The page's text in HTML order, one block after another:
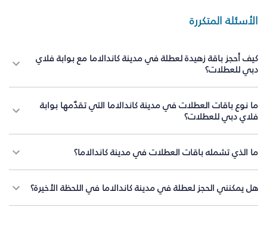
الأسئلة المتكررة
كيف أحجز باقة زهيدة لعطلة في مدينة كاندالاما مع بوابة فلاي
دبي للعطلات؟
ما نوع باقات العطلات في مدينة كاندالاما التي تقدّمها بوابة
فلاي دبي للعطلات؟
ما الذي تشمله باقات العطلات في مدينة كاندالاما؟
هل يمكنني الحجز لعطلة في مدينة كاندالاما في اللحظة الأخيرة؟